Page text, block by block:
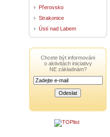
Přerovsko
Strakonice
Ústí nad Labem
Chcete být informováni
o aktivitách iniciativy
NE základnám?